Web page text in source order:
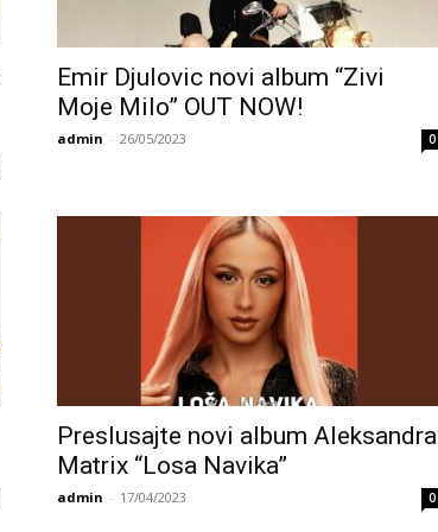
Emir Djulovic novi album “Zivi
Moje Milo” OUT NOW!
admin - 26/05/2023 0
Preslusajte novi album Aleksandra
Matrix “Losa Navika”
admin - 17/04/2023 0